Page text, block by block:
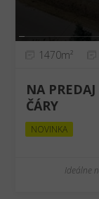
1470m²
NA
ČÁRY
NOVINKA
Ideálne